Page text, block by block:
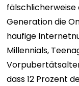
fälschlicherweise
Generation die
häufige
Millennials,
dass 12 Prozent